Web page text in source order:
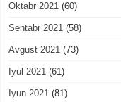
Oktabr 2021 (60)
Sentabr 2021 (58)
Avgust 2021 (73)
Iyul 2021 (61)
Iyun 2021 (81)